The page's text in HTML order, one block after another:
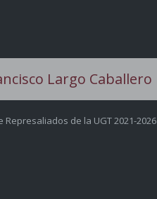
Represaliados de la UGT 2021-2026